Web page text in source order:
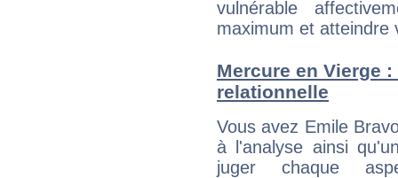
vulnérable
maximum et atteindre
Mercure en Vierge
relationnelle
Vous avez Emile
à l'analyse ainsi
juger chaque